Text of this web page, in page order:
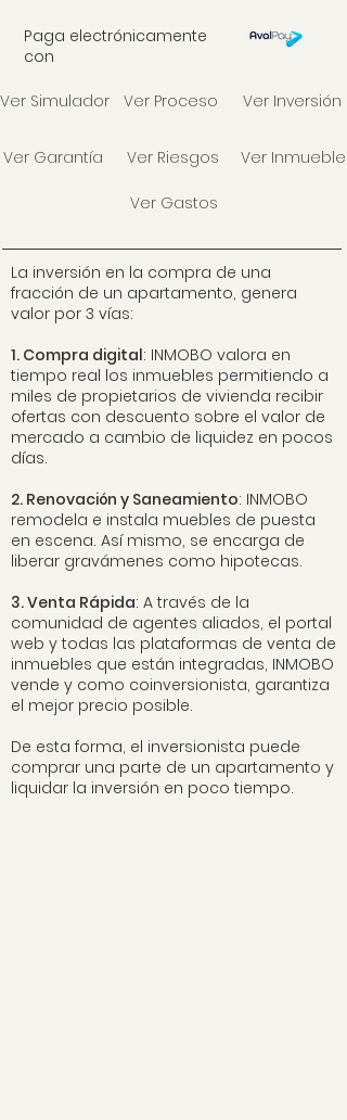
Paga electrónicamente
con
Ver Simulador Ver Proceso Ver Inversión
Ver Garantía Ver Riesgos Ver Inmueble
Ver Gastos
La inversión en la compra de una
fracción de un apartamento, genera
valor por 3 vías:
1. Compra digital: INMOBO valora en
tiempo real los inmuebles permitiendo a
miles de propietarios de vivienda recibir
ofertas con descuento sobre el valor de
mercado a cambio de liquidez en pocos
días.
2. Renovación y Saneamiento: INMOBO
remodela e instala muebles de puesta
en escena. Así mismo, se encarga de
liberar gravámenes como hipotecas.
3. Venta Rápida: A través de la
comunidad de agentes aliados, el portal
web y todas las plataformas de venta de
inmuebles que están integradas, INMOBO
vende y como coinversionista, garantiza
el mejor precio posible.
De esta forma, el inversionista puede
comprar una parte de un apartamento y
liquidar la inversión en poco tiempo.